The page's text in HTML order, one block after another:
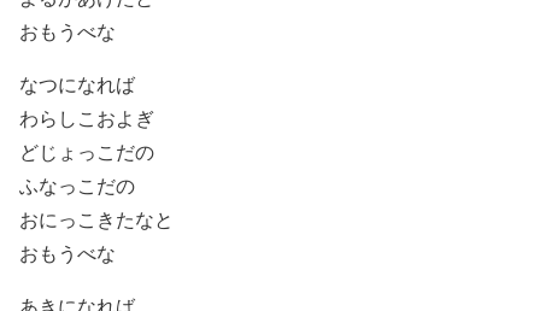
おもうべな
なつになれば
わらしこおよぎ
どじょっこだの
ふなっこだの
おにっこきたなと
おもうべな
あきになれば